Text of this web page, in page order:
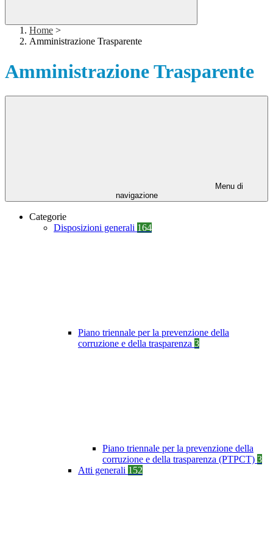
Home >
Amministrazione Trasparente
Amministrazione Trasparente
Menu di
navigazione
Categorie
Disposizioni generali 164
Piano triennale per la prevenzione della
corruzione e della trasparenza 3
Piano triennale per la prevenzione della
corruzione e della trasparenza (PTPCT) 3
Atti generali 152